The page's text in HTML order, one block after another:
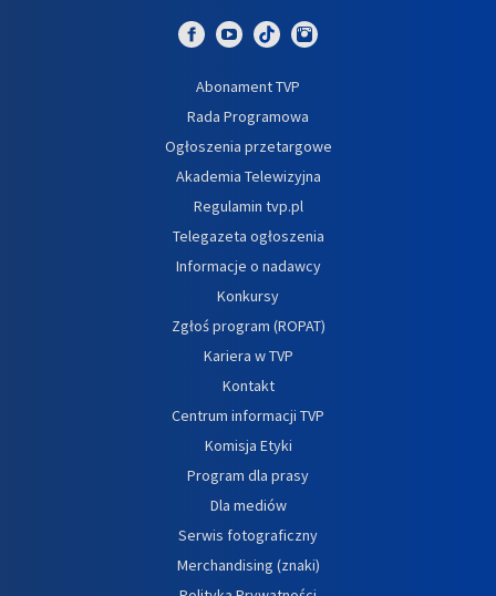
Abonament TVP
Rada Programowa
Ogłoszenia przetargowe
Akademia Telewizyjna
Regulamin tvp.pl
Telegazeta ogłoszenia
Informacje o nadawcy
Konkursy
Zgłoś program (ROPAT)
Kariera w TVP
Kontakt
Centrum informacji TVP
Komisja Etyki
Program dla prasy
Dla mediów
Serwis fotograficzny
Merchandising (znaki)